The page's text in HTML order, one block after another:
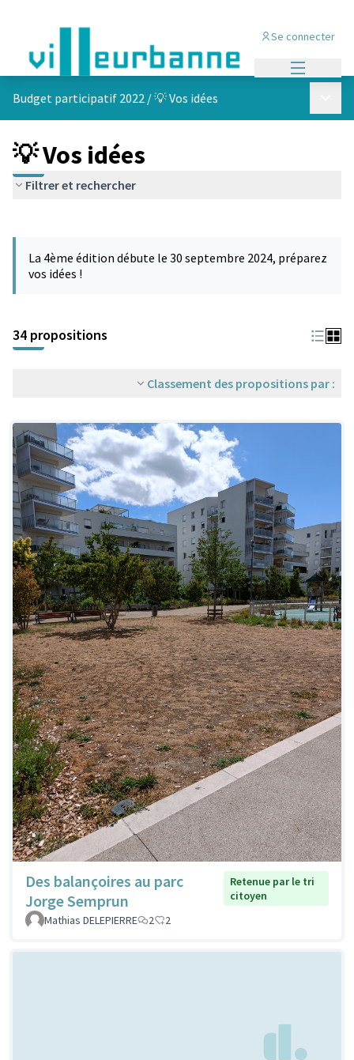
Se connecter
Budget participatif 2022 /💡 Vos idées
💡 Vos idées
Filtrer et rechercher
−
La 4ème édition débute le 30 septembre 2024, préparez
vos idées !
34 propositions
Classement des propositions par :
Des balançoires au parc
Jorge Semprun
Retenue par le tri
citoyen
Mathias DELEPIERRE
2 2